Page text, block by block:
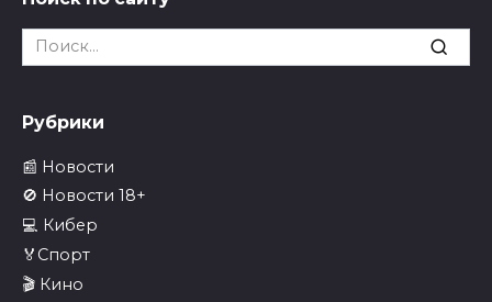
Search
for:
Рубрики
📰 Новости
🚫 Новости 18+
💻 Кибер
🏅Спорт
🎬 Кино